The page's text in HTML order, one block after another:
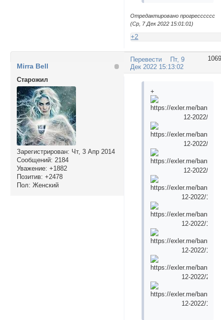
Отредактировано прогресссссс
(Ср, 7 Дек 2022 15:01:01)
+2
Перевести 1069
Пт, 9
Дек 2022 15:13:02
Mirra Bell
Cтарожил
Зарегистрирован: Чт, 3 Апр 2014
Сообщений: 2184
Уважение: +1882
Позитив: +2478
Пол: Женский
+